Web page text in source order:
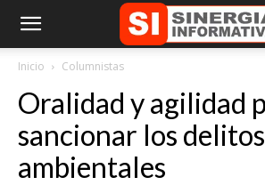
Inicio Columnistas
Oralidad y agilidad
sancionar los delitos
ambientales